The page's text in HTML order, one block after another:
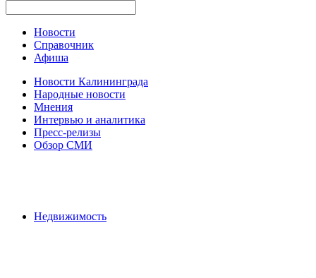
Новости
Справочник
Афиша
Новости Калининграда
Народные новости
Мнения
Интервью и аналитика
Пресс-релизы
Обзор СМИ
Недвижимость